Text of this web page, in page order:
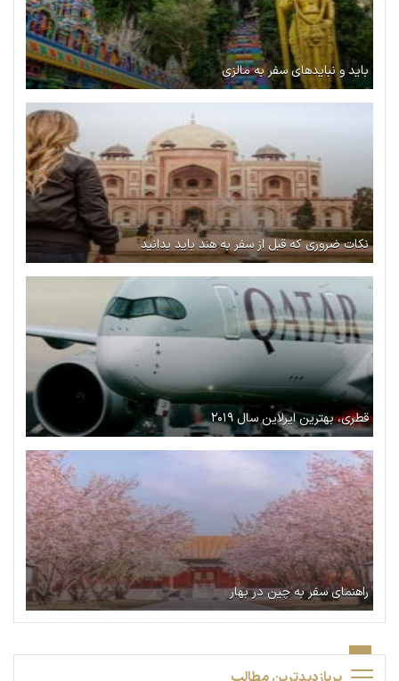
باید و نبایدهای سفر به مالزی
نکات ضروری که قبل از سفر به هند باید بدانید
قطری، بهترین ایرلاین سال ۲۰۱۹
راهنمای سفر به چین در بهار